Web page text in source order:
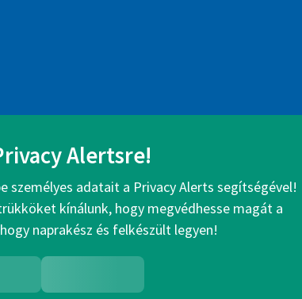
Alertsre!
személyes adatait a Privacy Alerts segítségével!
kínálunk, hogy megvédhesse magát a
naprakész és felkészült legyen!